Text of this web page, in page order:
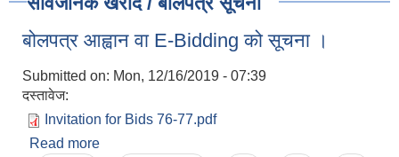
बोलपत्र आह्वान वा E-Bidding को सूचना ।
Submitted on: Mon, 12/16/2019 - 07:39
दस्तावेज:
Invitation for Bids 76-77.pdf
Read more